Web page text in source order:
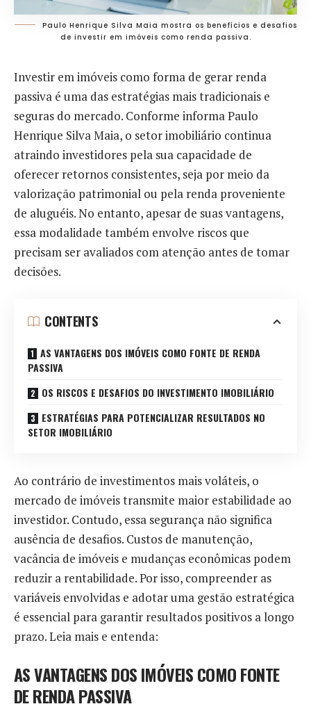
Paulo Henrique Silva Maia mostra os benefícios e desafios
de investir em imóveis como renda passiva.
Investir em imóveis como forma de gerar renda
passiva é uma das estratégias mais tradicionais e
seguras do mercado. Conforme informa Paulo
Henrique Silva Maia, o setor imobiliário continua
atraindo investidores pela sua capacidade de
oferecer retornos consistentes, seja por meio da
valorização patrimonial ou pela renda proveniente
de aluguéis. No entanto, apesar de suas vantagens,
essa modalidade também envolve riscos que
precisam ser avaliados com atenção antes de tomar
decisões.
CONTENTS
AS VANTAGENS DOS IMÓVEIS COMO FONTE DE RENDA
PASSIVA
OS RISCOS E DESAFIOS DO INVESTIMENTO IMOBILIÁRIO
ESTRATÉGIAS PARA POTENCIALIZAR RESULTADOS NO
SETOR IMOBILIÁRIO
Ao contrário de investimentos mais voláteis, o
mercado de imóveis transmite maior estabilidade ao
investidor. Contudo, essa segurança não significa
ausência de desafios. Custos de manutenção,
vacância de imóveis e mudanças econômicas podem
reduzir a rentabilidade. Por isso, compreender as
variáveis envolvidas e adotar uma gestão estratégica
é essencial para garantir resultados positivos a longo
prazo. Leia mais e entenda:
AS VANTAGENS DOS IMÓVEIS COMO FONTE
DE RENDA PASSIVA